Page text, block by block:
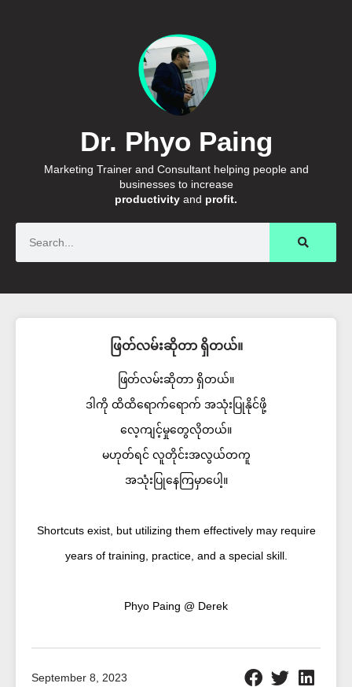
Dr. Phyo Paing
Marketing Trainer and Consultant helping people and
businesses to increase
productivity and profit.
ဖြတ်လမ်းဆိုတာ ရှိတယ်။
ဖြတ်လမ်းဆိုတာ ရှိတယ်။
ဒါကို ထိထိရောက်ရောက် အသုံးပြုနိုင်ဖို့
လေ့ကျင့်မှုတွေလိုတယ်။
မဟုတ်ရင် လူတိုင်းအလွယ်တကူ
အသုံးပြုနေကြမှာပေါ့။
Shortcuts exist, but utilizing them effectively may require
years of training, practice, and a special skill.
Phyo Paing @ Derek
September 8, 2023